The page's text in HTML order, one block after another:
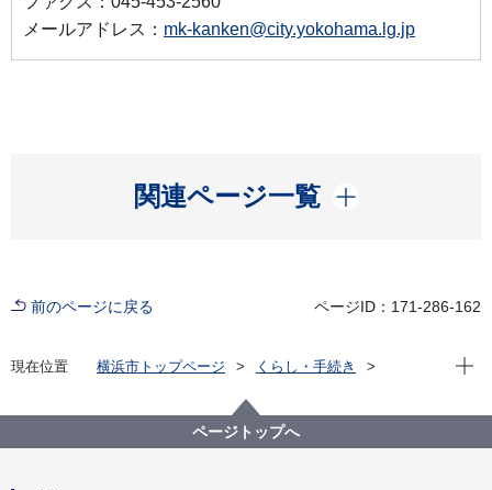
メールアドレス： mk-kanken@city.yokohama.lg.jp
関連ページ一覧
開く
前のページに戻る ページID：171-286-162
現在位置 横浜市トップページ
くらし・手続き
資料
横浜の川と海の生物（第15報・河川編） 2020（令和
２）年３月発行
現在
ページトップへ